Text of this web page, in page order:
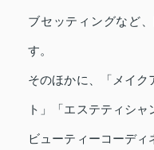
ブセッティングなど
す。
そのほかに、「メイク
ト」「エステティシ
ビューティーコーディ